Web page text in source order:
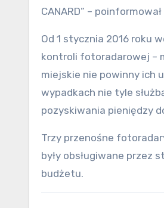
CANARD” –
Od 1 stycznia 2016 roku
kontroli fotoradarowej –
miejskie nie powinny ich
wypadkach nie tyle
pozyskiwania pieniędzy
Trzy przenośne
były obsługiwane przez
budżetu.